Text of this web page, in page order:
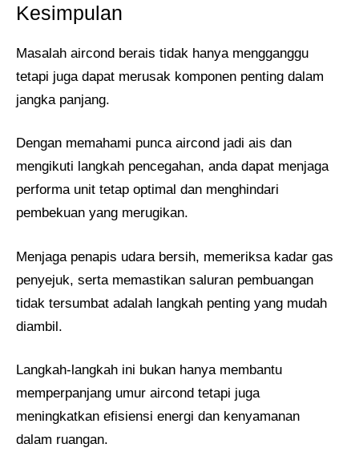
Kesimpulan
Masalah aircond berais tidak hanya mengganggu
tetapi juga dapat merusak komponen penting dalam
jangka panjang.
Dengan memahami punca aircond jadi ais dan
mengikuti langkah pencegahan, anda dapat menjaga
performa unit tetap optimal dan menghindari
pembekuan yang merugikan.
Menjaga penapis udara bersih, memeriksa kadar gas
penyejuk, serta memastikan saluran pembuangan
tidak tersumbat adalah langkah penting yang mudah
diambil.
Langkah-langkah ini bukan hanya membantu
memperpanjang umur aircond tetapi juga
meningkatkan efisiensi energi dan kenyamanan
dalam ruangan.